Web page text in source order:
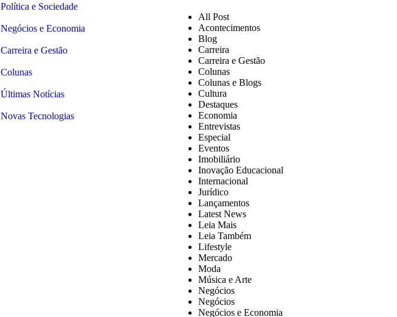
Política e Sociedade
Negócios e Economia
Carreira e Gestão
Colunas
Últimas Notícias
Novas Tecnologias
All Post
Acontecimentos
Blog
Carreira
Carreira e Gestão
Colunas
Colunas e Blogs
Cultura
Destaques
Economia
Entrevistas
Especial
Eventos
Imobiliário
Inovação Educacional
Internacional
Jurídico
Lançamentos
Latest News
Leia Mais
Leia Também
Lifestyle
Mercado
Moda
Música e Arte
Negócios
Negócios
Negócios e Economia